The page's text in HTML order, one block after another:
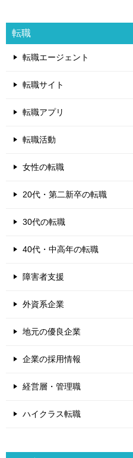
転職
転職エージェント
転職サイト
転職アプリ
転職活動
女性の転職
20代・第二新卒の転職
30代の転職
40代・中高年の転職
障害者支援
外資系企業
地元の優良企業
企業の採用情報
経営層・管理職
ハイクラス転職